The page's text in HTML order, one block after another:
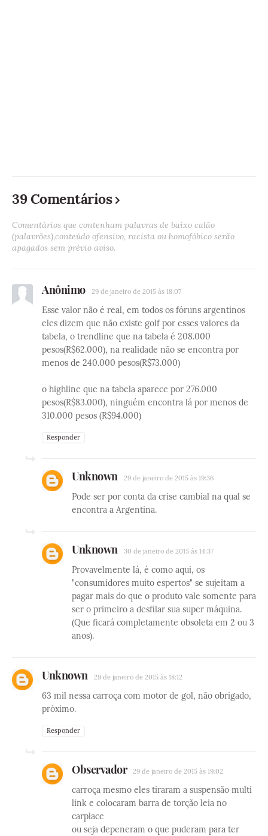
39 Comentários
Comentários que contenham palavras de baixo calão
(palavrões),conteúdo ofensivo, racista ou homofóbico serão
apagados sem prévio aviso.
Anônimo 29 de janeiro de 2015 às 18:07
Esse valor não é real, em todos os fóruns argentinos
eles dizem que não existe golf por esses valores da
tabela, o trendline que na tabela é 208.000
pesos(R$62.000), na realidade não se encontra por
menos de 240.000 pesos(R$73.000)
o highline que na tabela aparece por 276.000
pesos(R$83.000), ninguém encontra lá por menos de
310.000 pesos (R$94.000)
Responder
Unknown 29 de janeiro de 2015 às 19:36
Pode ser por conta da crise cambial na qual se
encontra a Argentina.
Unknown 30 de janeiro de 2015 às 14:37
Provavelmente lá, é como aqui, os
"consumidores muito espertos" se sujeitam a
pagar mais do que o produto vale somente para
ser o primeiro a desfilar sua super máquina.
(Que ficará completamente obsoleta em 2 ou 3
anos).
Unknown 29 de janeiro de 2015 às 18:12
63 mil nessa carroça com motor de gol, não obrigado,
próximo.
Responder
Observador 29 de janeiro de 2015 às 19:02
carroça mesmo eles tiraram a suspensão multi
link e colocaram barra de torção leia no
carplace
ou seja depeneram o que puderam para ter